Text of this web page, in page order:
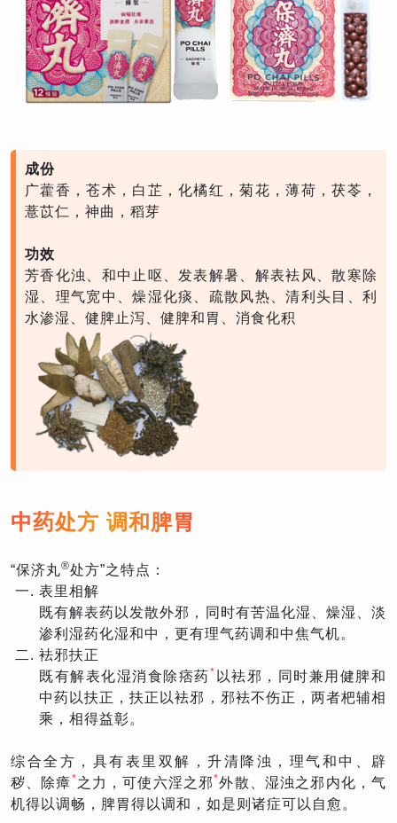
成份
广藿香，苍术，白芷，化橘红，菊花，薄荷，茯苓，
薏苡仁，神曲，稻芽
功效
芳香化浊、和中止呕、发表解暑、解表袪风、散寒除
湿、理气宽中、燥湿化痰、疏散风热、清利头目、利
水渗湿、健脾止泻、健脾和胃、消食化积
中药处方 调和脾胃
“保济丸®处方”之特点：
表里相解
既有解表药以发散外邪，同时有苦温化湿、燥湿、淡
渗利湿药化湿和中，更有理气药调和中焦气机。
袪邪扶正
既有解表化湿消食除痞药* 以袪邪，同时兼用健脾和
中药以扶正，扶正以袪邪，邪袪不伤正，两者杷辅相
乘，相得益彰。
综合全方，具有表里双解，升清降浊，理气和中、辟
秽、除瘴*之力，可使六淫之邪*外散、湿浊之邪内化，气
机得以调畅，脾胃得以调和，如是则诸症可以自愈。